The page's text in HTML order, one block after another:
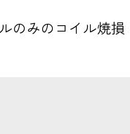
のみのコイル焼